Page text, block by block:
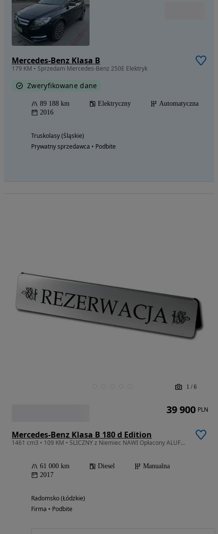
Mercedes-Benz Klasa B
179 KM • Sprzedam Mercedes-Benz 250E Elektryk
Zweryfikowane dane
89 188 km Elektryczny
Automatyczna
2016
Truskolasy (Śląskie)
Prywatny sprzedawca • Podbite
1 / 6
Mercedes-Benz Klasa B 180 d Edition
1461 cm3 • 109 KM • ŚLICZNY z Niemiec NAWI Opłacony ALUFELGI 61000km przebiegu
61 000 km Diesel
Manualna
2017
Radomsko (Łódzkie)
Firma • Podbite
39 900 PLN